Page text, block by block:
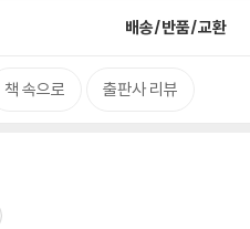
배송/반품/교환
책 속으로 출판사 리뷰